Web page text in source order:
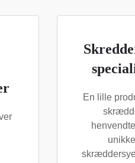
En lille